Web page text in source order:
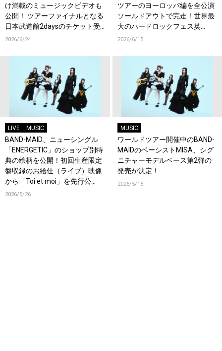
け満載のミュージックビデオも
公開！ ツアーファイナルとなる
日本武道館2daysのチケット受
付もスタート！
2026/6/24
ツアーのヨーロッパ編を全公演
ソールドアウトで完走！世界最
大のハードロックフェス英
『Download Festival』でも熱
2026/6/15
LIVE MUSIC
BAND-MAID、ニューシングル
「ENERGETIC」のショップ別特
典の絵柄を公開！初回生産限定
盤収録のお給仕（ライブ）映像
から「Toi et moi」を先行公
開！
2026/5/26
MUSIC
ワールドツアー開催中のBAND-
MAIDのベーシストMISA、シグ
ニチャーモデルベース第2弾の
発売が決定！
2026/5/15